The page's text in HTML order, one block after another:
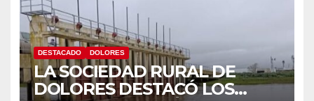
DESTACADO DOLORES
LA SOCIEDAD RURAL DE
DOLORES DESTACÓ LOS